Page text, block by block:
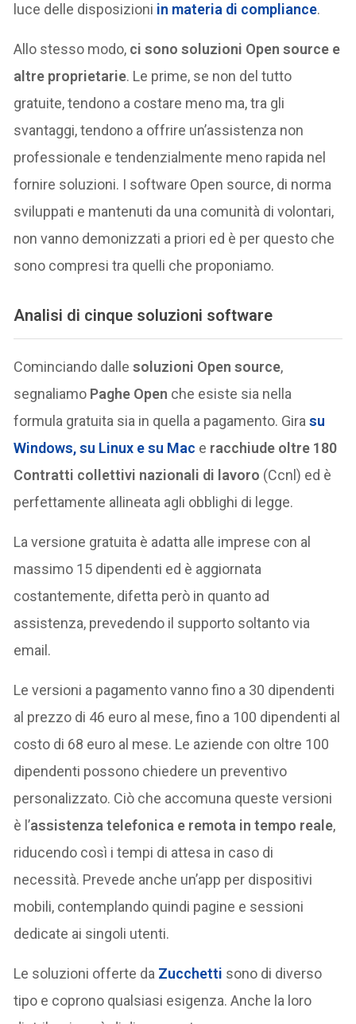
luce delle disposizioni in materia di compliance.
Allo stesso modo, ci sono soluzioni Open source e
altre proprietarie. Le prime, se non del tutto
gratuite, tendono a costare meno ma, tra gli
svantaggi, tendono a offrire un’assistenza non
professionale e tendenzialmente meno rapida nel
fornire soluzioni. I software Open source, di norma
sviluppati e mantenuti da una comunità di volontari,
non vanno demonizzati a priori ed è per questo che
sono compresi tra quelli che proponiamo.
Analisi di cinque soluzioni software
Cominciando dallesoluzioni Open source,
segnaliamo Paghe Open che esiste sia nella
formula gratuita sia in quella a pagamento. Girasu
Windows, su Linux e su Mac e racchiude oltre 180
Contratti collettivi nazionali di lavoro (Ccnl) ed è
perfettamente allineata agli obblighi di legge.
La versione gratuita è adatta alle imprese con al
massimo 15 dipendenti ed è aggiornata
costantemente, difetta però in quanto ad
assistenza, prevedendo il supporto soltanto via
email.
Le versioni a pagamento vanno fino a 30 dipendenti
al prezzo di 46 euro al mese, fino a 100 dipendenti al
costo di 68 euro al mese. Le aziende con oltre 100
dipendenti possono chiedere un preventivo
personalizzato. Ciò che accomuna queste versioni
è l’assistenza telefonica e remota in tempo reale,
riducendo così i tempi di attesa in caso di
necessità. Prevede anche un’app per dispositivi
mobili, contemplando quindi pagine e sessioni
dedicate ai singoli utenti.
Le soluzioni offerte da Zucchetti sono di diverso
tipo e coprono qualsiasi esigenza. Anche la loro